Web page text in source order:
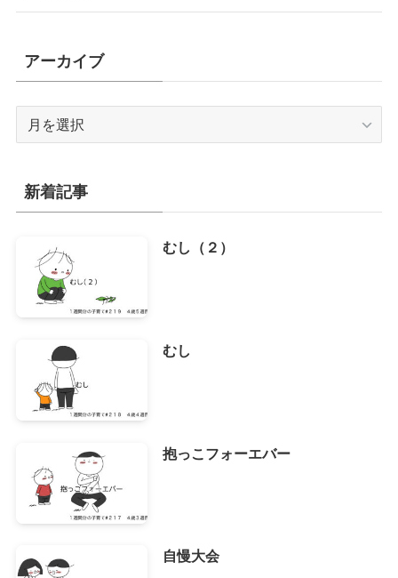
アーカイブ
イ
ブ
新着記事
むし（２）
むし
抱っこフォーエバー
自慢大会